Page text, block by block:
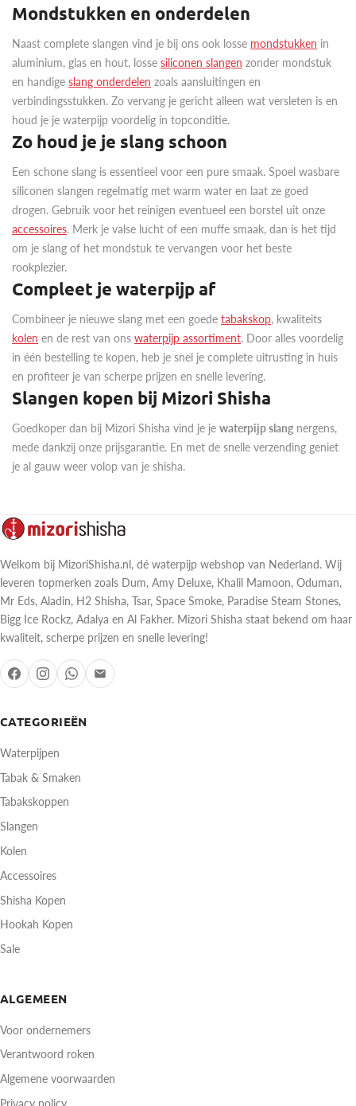
Mondstukken en onderdelen
Naast complete slangen vind je bij ons ook losse mondstukken in
aluminium, glas en hout, losse siliconen slangen zonder mondstuk
en handige slang onderdelen zoals aansluitingen en
verbindingsstukken. Zo vervang je gericht alleen wat versleten is en
houd je je waterpijp voordelig in topconditie.
Zo houd je je slang schoon
Een schone slang is essentieel voor een pure smaak. Spoel wasbare
siliconen slangen regelmatig met warm water en laat ze goed
drogen. Gebruik voor het reinigen eventueel een borstel uit onze
accessoires. Merk je valse lucht of een muffe smaak, dan is het tijd
om je slang of het mondstuk te vervangen voor het beste
rookplezier.
Compleet je waterpijp af
Combineer je nieuwe slang met een goede tabakskop, kwaliteits
kolen en de rest van ons waterpijp assortiment. Door alles voordelig
in één bestelling te kopen, heb je snel je complete uitrusting in huis
en profiteer je van scherpe prijzen en snelle levering.
Slangen kopen bij Mizori Shisha
Goedkoper dan bij Mizori Shisha vind je je waterpijp slang nergens,
mede dankzij onze prijsgarantie. En met de snelle verzending geniet
je al gauw weer volop van je shisha.
CATEGORIEËN
Waterpijpen
Tabak & Smaken
Tabakskoppen
Slangen
Kolen
Accessoires
Shisha Kopen
Hookah Kopen
Sale
ALGEMEEN
Voor ondernemers
Verantwoord roken
Algemene voorwaarden
Privacy policy
Welkom bij MizoriShisha.nl, dé waterpijp webshop van Nederland. Wij
leveren topmerken zoals Dum, Amy Deluxe, Khalil Mamoon, Oduman,
Mr Eds, Aladin, H2 Shisha, Tsar, Space Smoke, Paradise Steam Stones,
Bigg Ice Rockz, Adalya en Al Fakher. Mizori Shisha staat bekend om haar
kwaliteit, scherpe prijzen en snelle levering!